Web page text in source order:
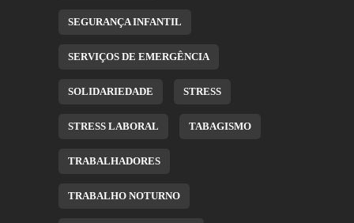
SEGURANÇA INFANTIL
SERVIÇOS DE EMERGÊNCIA
SOLIDARIEDADE STRESS
STRESS LABORAL TABAGISMO
TRABALHADORES
TRABALHO NOTURNO